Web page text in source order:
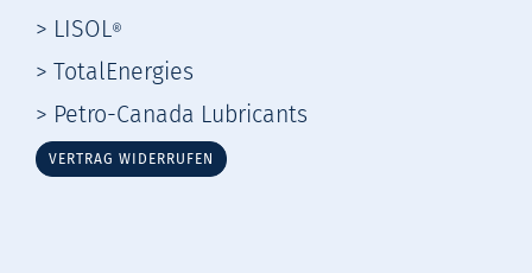
> LISOL®
> TotalEnergies
> Petro-Canada Lubricants
VERTRAG WIDERRUFEN